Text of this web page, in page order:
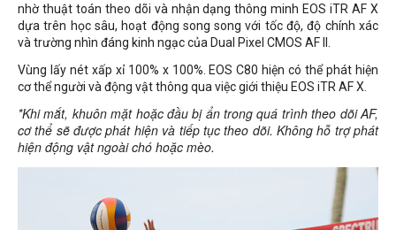
nhờ thuật toán theo dõi và nhận dạng thông minh EOS iTR AF X
dựa trên học sâu, hoạt động song song với tốc độ, độ chính xác
và trường nhìn đáng kinh ngạc của Dual Pixel CMOS AF II.
Vùng lấy nét xấp xỉ 100% x 100%. EOS C80 hiện có thể phát hiện
cơ thể người và động vật thông qua việc giới thiệu EOS iTR AF X.
*Khi mắt, khuôn mặt hoặc đầu bị ẩn trong quá trình theo dõi AF,
cơ thể sẽ được phát hiện và tiếp tục theo dõi. Không hỗ trợ phát
hiện động vật ngoài chó hoặc mèo.